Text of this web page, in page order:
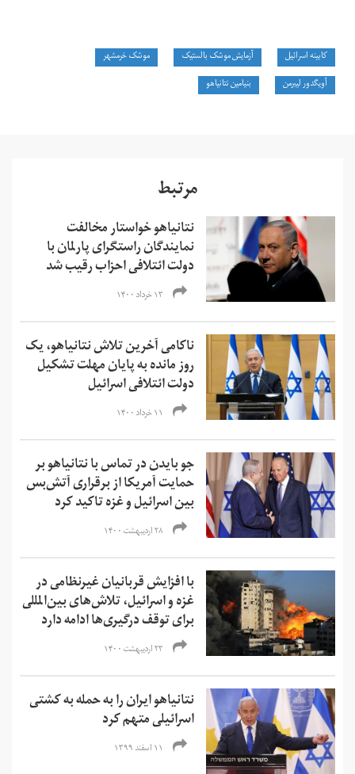
کابینه اسرائیل آزمایش موشک بالستیک
موشک خرمشهر
آویگدور لیبرمن
بنیامین نتانیاهو
مرتبط
نتانیاهو خواستار مخالفت
نمایندگان راستگرای پارلمان با
دولت ائتلافی احزاب رقیب شد
۱۳ خرداد ۱۴۰۰
ناکامی آخرین تلاش نتانیاهو، یک
روز مانده به پایان مهلت تشکیل
دولت ائتلافی اسرائیل
۱۱ خرداد ۱۴۰۰
جو بایدن در تماس با نتانیاهو بر
حمایت آمریکا از برقراری آتش‌بس
بین اسرائیل و غزه تاکید کرد
۲۸ اردیبهشت ۱۴۰۰
با افزایش قربانیان غیرنظامی در
غزه و اسرائیل، تلاش‌های بین‌المللی
برای توقف درگیری‌ها ادامه دارد
۲۳ اردیبهشت ۱۴۰۰
نتانیاهو ایران را به حمله به کشتی
اسرائیلی متهم کرد
۱۱ اسفند ۱۳۹۹